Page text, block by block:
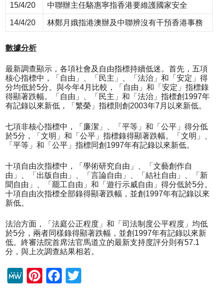
15/4/20 中聯辦主任駱惠寧指香港要維護國家安全
14/4/20 林鄭月娥指港澳辦及中聯辨沒有干預香港事務
數據分析
最新調查顯示，各項社會及自由指標持續低迷。首先，五項
核心指標中，「自由」、「民主」、「法治」和「安定」得
分均低於5分。與今年4月比較，「自由」和「安定」指標錄
得顯著跌幅。「自由」、「民主」和「法治」指標創1997年
有記錄以來新低，「繁榮」指標則創2003年7月以來新低。
七項非核心指標中，「廉潔」、「平等」和「公平」得分低
於5分，「文明」和「公平」指標錄得顯著跌幅。「文明」、
「平等」和「公平」指標同創1997年有記錄以來新低。
十項自由次指標中，「學術研究自由」、「文藝創作自
由」、「出版自由」、「言論自由」、「結社自由」、「新
聞自由」、「罷工自由」和「遊行示威自由」得分低於5分。
十項自由次指標全部錄得顯著跌幅，並創1997年有記錄以來
新低。
法治方面，「法庭公正程度」和「司法制度公平程度」均低
於5分，兩者同樣錄得顯著跌幅，並創1997年有記錄以來新
低。終審法院首席法官馬道立的最新支持度評分則有57.1
分，與上次調查結果相若。
M
Pi
F